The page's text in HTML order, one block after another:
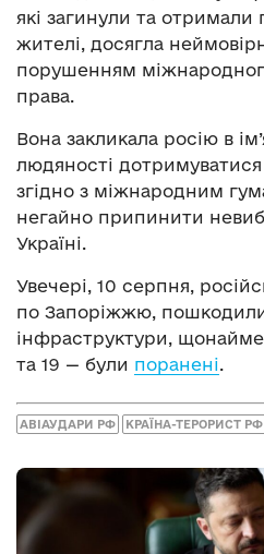
які загинули та
жителі, досягла
порушенням
права.
Вона закликала росію в
людяності дотримуватися
згідно з міжнародним
негайно припинити
Україні.
Увечері, 10 серпня,
по Запоріжжю, пошкодили
інфраструктури,
та 19 — були поранені.
АВІАУДАРИ РФ КРАЇНА-ТЕРОРИСТ РФ